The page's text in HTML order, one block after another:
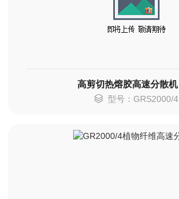
高剪切热熔胶高速分散机
型号：GRS2000/4